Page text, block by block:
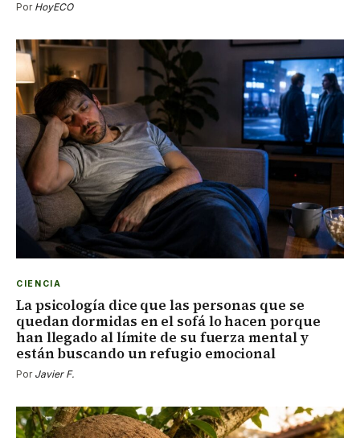
Por HoyECO
CIENCIA
La psicología dice que las personas que se
quedan dormidas en el sofá lo hacen porque
han llegado al límite de su fuerza mental y
están buscando un refugio emocional
Por Javier F.